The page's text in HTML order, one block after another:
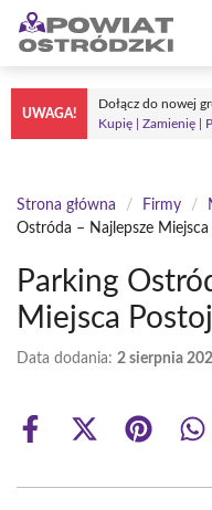
Przejdź
treści
UWAGA!
Dołącz do nowej
Kupię | Zamienię |
Strona główna / Firmy /
Ostróda – Najlepsze
Parking
Miejsca
Data dodania: 2 sierpnia
Share
Share
(Twitter)
Share